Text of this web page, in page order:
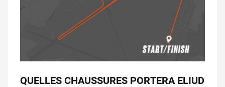
QUELLES CHAUSSURES PORTERA ELIUD